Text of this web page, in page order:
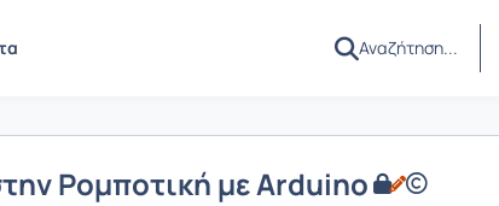
Ρομποτική με Arduino